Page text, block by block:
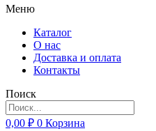
Меню
Каталог
О нас
Доставка и оплата
Контакты
Поиск
0,00 ₽ 0 Корзина